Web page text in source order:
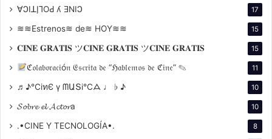
años, la ciudad volvió a ser escenario de los
Goya, transformando la gala en un ritual de
reencuentro con la historia del cine español.
Clima de la noche:
Una ceremonia atravesada
identidad cultural.
∀ϽIꓕI̗⅂OԀ ʎ ƎNIϽ 17
≋≋Estrenos≋ de≋ HOY≋≋ 15
𝐂𝐈𝐍𝐄 𝐆𝐑𝐀𝐓𝐈𝐒 ツ𝐂𝐈𝐍𝐄 𝐆𝐑𝐀𝐓𝐈𝐒 ツ𝐂𝐈𝐍𝐄 𝐆𝐑𝐀𝐓𝐈𝐒 15
ℭ𝔬𝔩𝔞𝔟𝔬𝔯𝔞𝔠𝔦ó𝔫 𝔈𝔰𝔠𝔯𝔦𝔱𝔞 𝔡𝔢 “ℌ𝔞𝔟𝔩𝔢𝔪𝔬𝔰 𝔡𝔢 ℭ𝔦𝔫𝔢” ✎ 11
♬♪℃іทЄ ү ᗰԱՏі℃ᗋ ♩ ♭ ♪ 10
𝓢𝓸𝓫𝓻𝓮 𝓮𝓵 𝓐𝓬𝓽𝓸𝓻a 10
.•CINE Y TECNOLOGÍA•. 8